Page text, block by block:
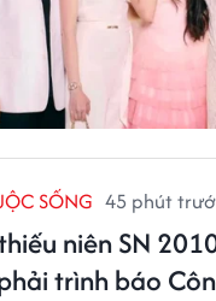
SỐNG 45 phút
niên SN
trình báo